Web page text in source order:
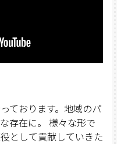
ております。地域のパ
存在に。 様々な形で
として貢献していきた